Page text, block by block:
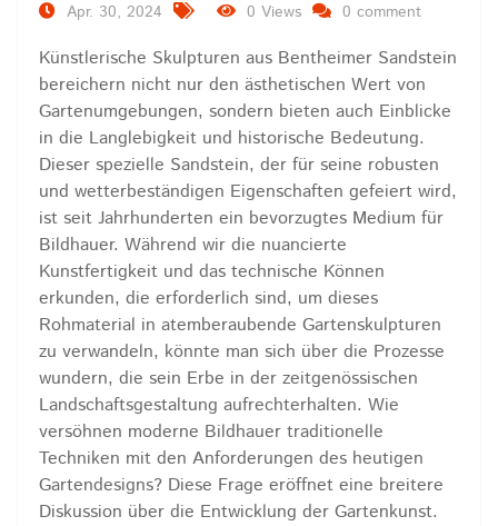
Apr. 30, 2024 0 Views 0 comment
Künstlerische Skulpturen aus Bentheimer Sandstein
bereichern nicht nur den ästhetischen Wert von
Gartenumgebungen, sondern bieten auch Einblicke
in die Langlebigkeit und historische Bedeutung.
Dieser spezielle Sandstein, der für seine robusten
und wetterbeständigen Eigenschaften gefeiert wird,
ist seit Jahrhunderten ein bevorzugtes Medium für
Bildhauer. Während wir die nuancierte
Kunstfertigkeit und das technische Können
erkunden, die erforderlich sind, um dieses
Rohmaterial in atemberaubende Gartenskulpturen
zu verwandeln, könnte man sich über die Prozesse
wundern, die sein Erbe in der zeitgenössischen
Landschaftsgestaltung aufrechterhalten. Wie
versöhnen moderne Bildhauer traditionelle
Techniken mit den Anforderungen des heutigen
Gartendesigns? Diese Frage eröffnet eine breitere
Diskussion über die Entwicklung der Gartenkunst.